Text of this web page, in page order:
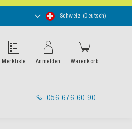
Store
auswählen
Schweiz (Deutsch)
Merkliste Anmelden Warenkorb
056 676 60 90